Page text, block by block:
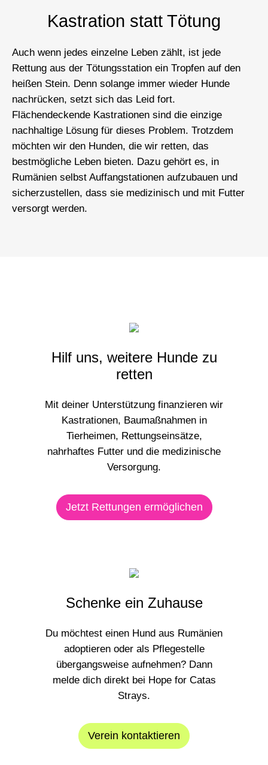
Kastration statt Tötung
Auch wenn jedes einzelne Leben zählt, ist jede
Rettung aus der Tötungsstation ein Tropfen auf den
heißen Stein. Denn solange immer wieder Hunde
nachrücken, setzt sich das Leid fort.
Flächendeckende Kastrationen sind die einzige
nachhaltige Lösung für dieses Problem. Trotzdem
möchten wir den Hunden, die wir retten, das
bestmögliche Leben bieten. Dazu gehört es, in
Rumänien selbst Auffangstationen aufzubauen und
sicherzustellen, dass sie medizinisch und mit Futter
versorgt werden.
Hilf uns, weitereHunde zu
retten
Mit deiner Unterstützung finanzieren wir
Kastrationen, Baumaßnahmen in
Tierheimen, Rettungseinsätze,
nahrhaftes Futter und die medizinische
Versorgung.
Jetzt Rettungen ermöglichen
Schenke ein Zuhause
Du möchtest einen Hund aus Rumänien
adoptieren oder als Pflegestelle
übergangsweise aufnehmen? Dann
melde dich direkt bei Hope for Catas
Strays.
Verein kontaktieren